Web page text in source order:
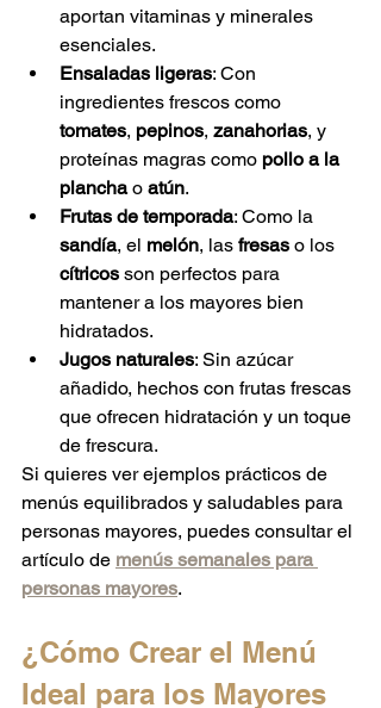
aportan vitaminas y minerales
esenciales.
Ensaladas ligeras: Con
ingredientes frescos como
tomates, pepinos, zanahorias, y
proteínas magras como pollo a la
plancha o atún.
Frutas de temporada: Como la
sandía, el melón, las fresas o los
cítricos son perfectos para
mantener a los mayores bien
hidratados.
Jugos naturales: Sin azúcar
añadido, hechos con frutas frescas
que ofrecen hidratación y un toque
de frescura.
Si quieres ver ejemplos prácticos de
menús equilibrados y saludables para
personas mayores, puedes consultar el
artículo de menús semanales para
personas mayores.
¿Cómo Crear el Menú
Ideal para los Mayores